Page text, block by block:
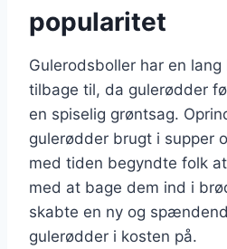
popularitet
Gulerodsboller har en
tilbage til, da gulerødder
en spiselig grøntsag.
gulerødder brugt i supper
med tiden begyndte folk
med at bage dem ind i
skabte en ny og
gulerødder i kosten på.